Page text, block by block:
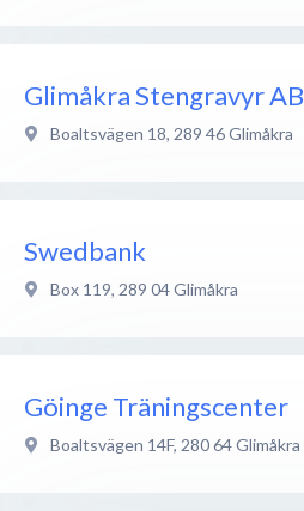
Glimåkra Stengravyr AB
Boaltsvägen 18, 289 46Glimåkra
Swedbank
Box 119, 289 04Glimåkra
Göinge Träningscenter
Boaltsvägen 14F, 280 64Glimåkra